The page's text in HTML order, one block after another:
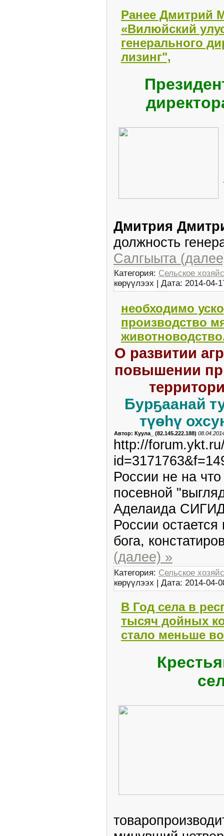
Ранее Дмитрий
«Вилюйский
генерального
лизинг",
Дмитрия
должность
Салгыыта
Категория: Сельское
көрүүлээх | Дата: 2014-04-
необходимо
производство
О развитии
повышении
Бурҕаанай
түөһү
Автор: Куула_ (82.145.222.188)
http://
России не на
посевной
Аделаида
России остается
бога,
(далее) »
Категория: Сельское
көрүүлээх | Дата: 2014-04-
В Год села в
тысяч дойных
стало меньше